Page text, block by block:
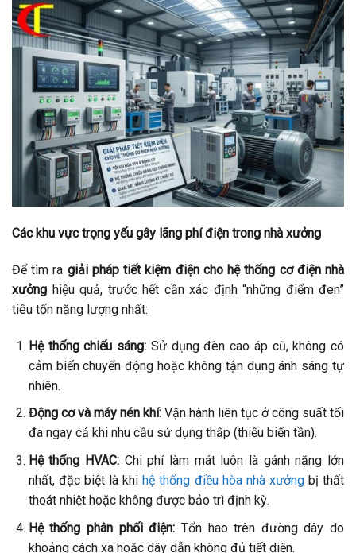
Các khu vực trọng yếu gây lãng phí điện trong nhà xưởng
Để tìm ra giải pháp tiết kiệm điện cho hệ thống cơ điện nhà
xưởng hiệu quả, trước hết cần xác định “những điểm đen”
tiêu tốn năng lượng nhất:
Hệ thống chiếu sáng: Sử dụng đèn cao áp cũ, không có
cảm biến chuyển động hoặc không tận dụng ánh sáng tự
nhiên.
Động cơ và máy nén khí:Vận hành liên tục ở công suất tối
đa ngay cả khi nhu cầu sử dụng thấp (thiếu biến tần).
Hệ thống HVAC: Chi phí làm mát luôn là gánh nặng lớn
nhất, đặc biệt là khi hệ thống điều hòa nhà xưởngbị thất
thoát nhiệt hoặc không được bảo trì định kỳ.
Hệ thống phân phối điện: Tổn hao trên đường dây do
khoảng cách xa hoặc dây dẫn không đủ tiết diện.